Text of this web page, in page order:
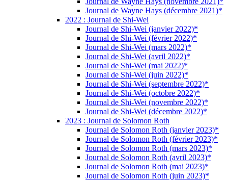
Journal de Wayne Hays (décembre 2021)*
2022 : Journal de Shi-Wei
Journal de Shi-Wei (janvier 2022)*
Journal de Shi-Wei (février 2022)*
Journal de Shi-Wei (mars 2022)*
Journal de Shi-Wei (avril 2022)*
Journal de Shi-Wei (mai 2022)*
Journal de Shi-Wei (juin 2022)*
Journal de Shi-Wei (septembre 2022)*
Journal de Shi-Wei (octobre 2022)*
Journal de Shi-Wei (novembre 2022)*
Journal de Shi-Wei (décembre 2022)*
2023 : Journal de Solomon Roth
Journal de Solomon Roth (janvier 2023)*
Journal de Solomon Roth (février 2023)*
Journal de Solomon Roth (mars 2023)*
Journal de Solomon Roth (avril 2023)*
Journal de Solomon Roth (mai 2023)*
Journal de Solomon Roth (juin 2023)*